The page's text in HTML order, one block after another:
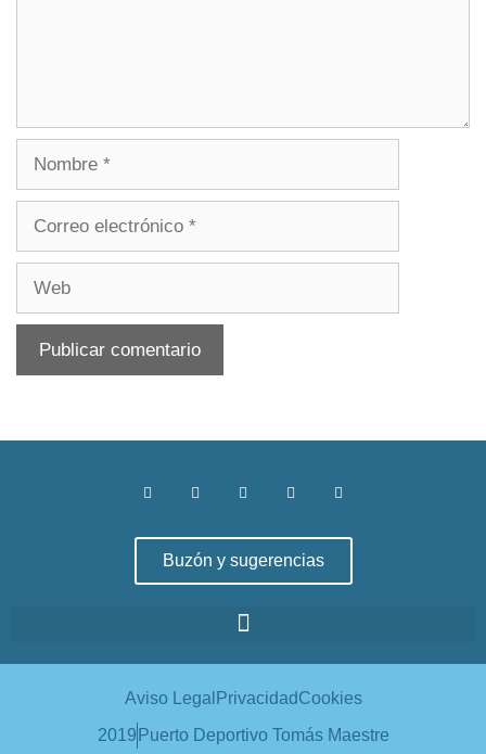
Buzón y sugerencias
Aviso Legal PrivacidadCookies
2019 Puerto Deportivo Tomás Maestre